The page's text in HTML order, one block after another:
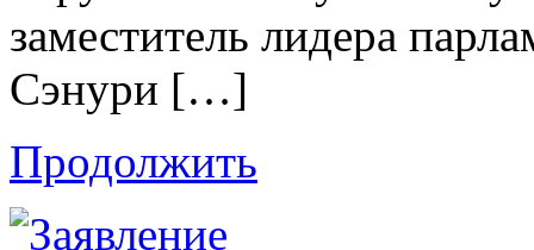
заместитель лидера
Сэнури […]
Продолжить